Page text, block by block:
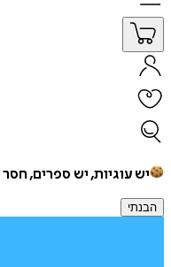
יש עוגיות, יש ספרים,
הבנתי